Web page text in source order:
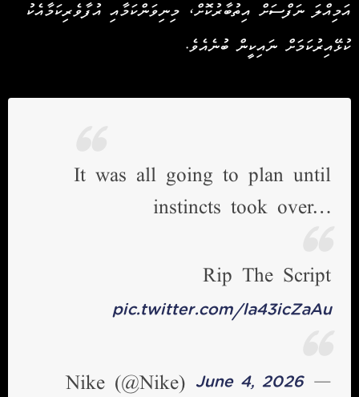
އަމިއްލަ ނަފްސަށް އިތުބާރުކޮށް، މިނިވަންކަމާއި އުފާވެރިކަމާއެކު
ކުޅޭއިރުކަމަށް ނައިކީން ބުނެއެވެ.
It was all going to plan until
instincts took over…
Rip The Script
pic.twitter.com/la43icZaAu
— Nike (@Nike)
June 4, 2026